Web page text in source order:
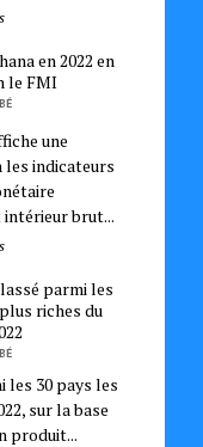
en 2022 en
le FMI
une
les indicateurs
brut...
parmi les
riches du
les 30 pays les
sur la base
produit...